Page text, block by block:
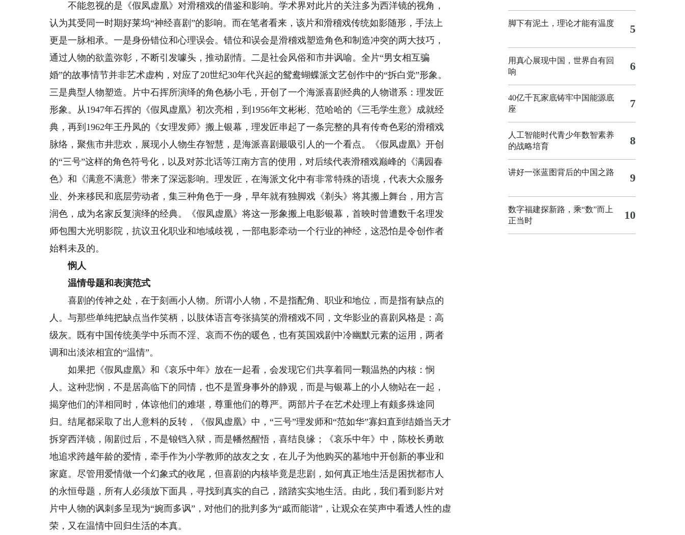
不能忽视的是《假凤虚凰》对滑稽戏的借鉴和影响。学术界对此片的关注多为西洋镜的视角，
认为其受同一时期好莱坞“神经喜剧”的影响。而在笔者看来，该片和滑稽戏传统如影随形，手法上
更是一脉相承。一是身份错位和心理误会。错位和误会是滑稽戏塑造角色和制造冲突的两大技巧，
通过人物的欲盖弥彰，不断引发噱头，推动剧情。二是社会风俗和市井讽喻。全片“男女相互骗
婚”的故事情节并非艺术虚构，对应了20世纪30年代兴起的鸳鸯蝴蝶派文艺创作中的“拆白党”形象。
三是典型人物塑造。片中石挥所演绎的角色杨小毛，开创了一个海派喜剧经典的人物谱系：理发匠
形象。从1947年石挥的《假凤虚凰》初次亮相，到1956年文彬彬、范哈哈的《三毛学生意》成就经
典，再到1962年王丹凤的《女理发师》搬上银幕，理发匠串起了一条完整的具有传奇色彩的滑稽戏
脉络，聚焦市井悲欢，展现小人物生存智慧，是海派喜剧最吸引人的一个看点。《假凤虚凰》开创
的“三号”这样的角色符号化，以及对苏北话等江南方言的使用，对后续代表滑稽戏巅峰的《满园春
色》和《满意不满意》带来了深远影响。理发匠，在海派文化中有非常特殊的语境，代表大众服务
业、外来移民和底层劳动者，集三种角色于一身，早年就有独脚戏《剃头》将其搬上舞台，用方言
润色，成为名家反复演绎的经典。《假凤虚凰》将这一形象搬上电影银幕，首映时曾遭数千名理发
师包围大光明影院，抗议丑化职业和地域歧视，一部电影牵动一个行业的神经，这恐怕是令创作者
始料未及的。
悯人
温情母题和表演范式
喜剧的传神之处，在于刻画小人物。所谓小人物，不是指配角、职业和地位，而是指有缺点的
人。与那些单纯把缺点当作笑柄，以肢体语言夸张搞笑的滑稽戏不同，文华影业的喜剧风格是：高
级灰。既有中国传统美学中乐而不淫、哀而不伤的暖色，也有英国戏剧中冷幽默元素的运用，两者
调和出淡浓相宜的“温情”。
如果把《假凤虚凰》和《哀乐中年》放在一起看，会发现它们共享着同一颗温热的内核：悯
人。这种悲悯，不是居高临下的同情，也不是置身事外的静观，而是与银幕上的小人物站在一起，
揭穿他们的洋相同时，体谅他们的难堪，尊重他们的尊严。两部片子在艺术处理上有颇多殊途同
归。结尾都采取了出人意料的反转，《假凤虚凰》中，“三号”理发师和“范如华”寡妇直到结婚当天才
拆穿西洋镜，闹剧过后，不是锒铛入狱，而是幡然醒悟，喜结良缘；《哀乐中年》中，陈校长勇敢
地追求跨越年龄的爱情，牵手作为小学教师的故友之女，在儿子为他购买的墓地中开创新的事业和
家庭。尽管用爱情做一个幻象式的收尾，但喜剧的内核毕竟是悲剧，如何真正地生活是困扰都市人
的永恒母题，所有人必须放下面具，寻找到真实的自己，踏踏实实地生活。由此，我们看到影片对
片中人物的讽刺多呈现为“婉而多讽”，对他们的批判多为“戚而能谐”，让观众在笑声中看透人性的虚
荣，又在温情中回归生活的本真。
脚下有泥土，理论才能有温度 5
用真心展现中国，世界自有回
响
6
40亿千瓦家底铸牢中国能源底
座
7
人工智能时代青少年数智素养
的战略培育
8
讲好一张蓝图背后的中国之路 9
数字福建探新路，乘“数”而上
正当时
10